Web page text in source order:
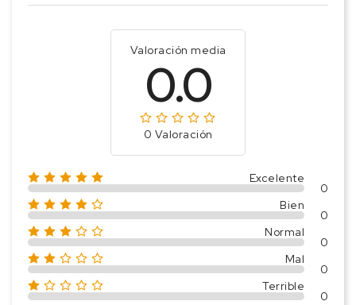
Valoración media
0.0
0 Valoración
Excelente
0
Bien
0
Normal
0
Mal
0
Terrible
0